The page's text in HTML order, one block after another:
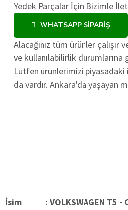
Yedek Parçalar İçin Bizimle
WHATSAPP SIPARIŞ
Alacağınız tüm ürünler
ve kullanılabilirlik durumlarına
Lütfen ürünlerimizi piyasadaki
da vardır. Ankara'da yaşayan
İsim : VOLKSWAGEN T5 -